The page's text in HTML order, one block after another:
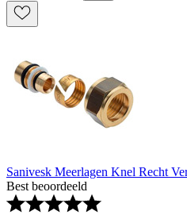
Sanivesk Meerlagen Knel Recht
Best beoordeeld